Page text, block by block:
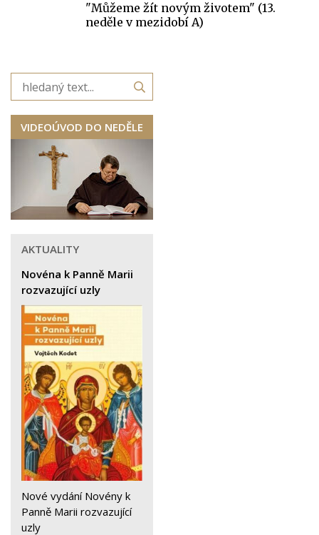
"Můžeme žít novým životem" (13.
neděle v mezidobí A)
VIDEOÚVOD DO NEDĚLE
AKTUALITY
Novéna k Panně Marii
rozvazující uzly
Nové vydání Novény k
Panně Marii rozvazující
uzly